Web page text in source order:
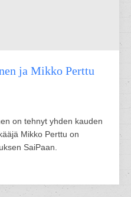
ja Mikko Perttu
on tehnyt yhden kauden
Mikko Perttu on
SaiPaan.